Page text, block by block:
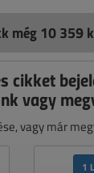
még 10 359
cikket
vagy
vagy már
1